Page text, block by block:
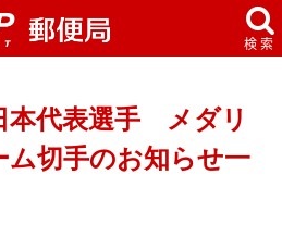
本代表選手 メダリ
ム切手のお知らせ一